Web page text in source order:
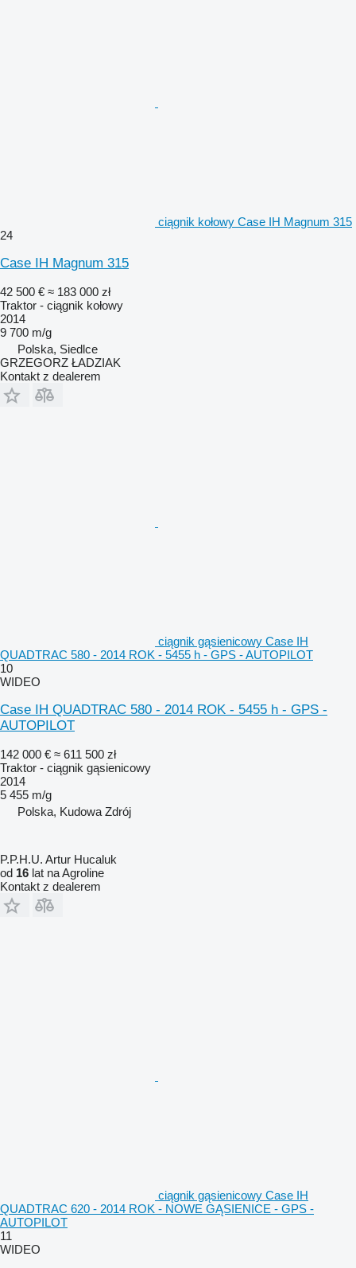
ciągnik kołowy Case IH Magnum 315
24
Case IH Magnum 315
42 500 € ≈ 183 000 zł
Traktor - ciągnik kołowy
2014
9 700 m/g
Polska, Siedlce
GRZEGORZ ŁADZIAK
Kontakt z dealerem
ciągnik gąsienicowy Case IH
QUADTRAC 580 - 2014 ROK - 5455 h - GPS - AUTOPILOT
10
WIDEO
Case IH QUADTRAC 580 - 2014 ROK - 5455 h - GPS -
AUTOPILOT
142 000 € ≈ 611 500 zł
Traktor - ciągnik gąsienicowy
2014
5 455 m/g
Polska, Kudowa Zdrój
P.P.H.U. Artur Hucaluk
od 16 lat na Agroline
Kontakt z dealerem
ciągnik gąsienicowy Case IH
QUADTRAC 620 - 2014 ROK - NOWE GĄSIENICE - GPS -
AUTOPILOT
11
WIDEO